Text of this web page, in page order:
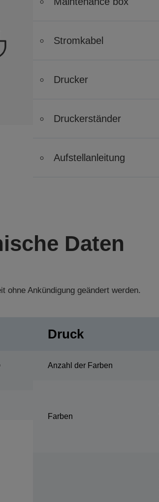
Stromkabel
Drucker
Druckerständer
Aufstellanleitung
Daten
ohne Ankündigung geändert werden.
Druck
Anzahl der Farben
Farben